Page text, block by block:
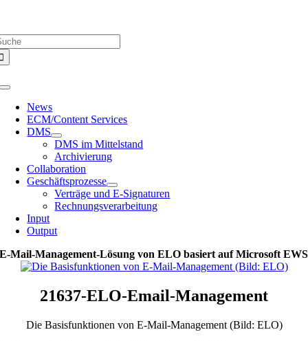
springen
Toggle
Navigation
News
ECM/Content Services
DMS
DMS im Mittelstand
Archivierung
Collaboration
Geschäftsprozesse
Verträge und E-Signaturen
Rechnungsverarbeitung
Input
Output
E-Mail-Management-Lösung von ELO basiert auf Microsoft EWS
21637-ELO-Email-Management
Die Basisfunktionen von E-Mail-Management (Bild: ELO)